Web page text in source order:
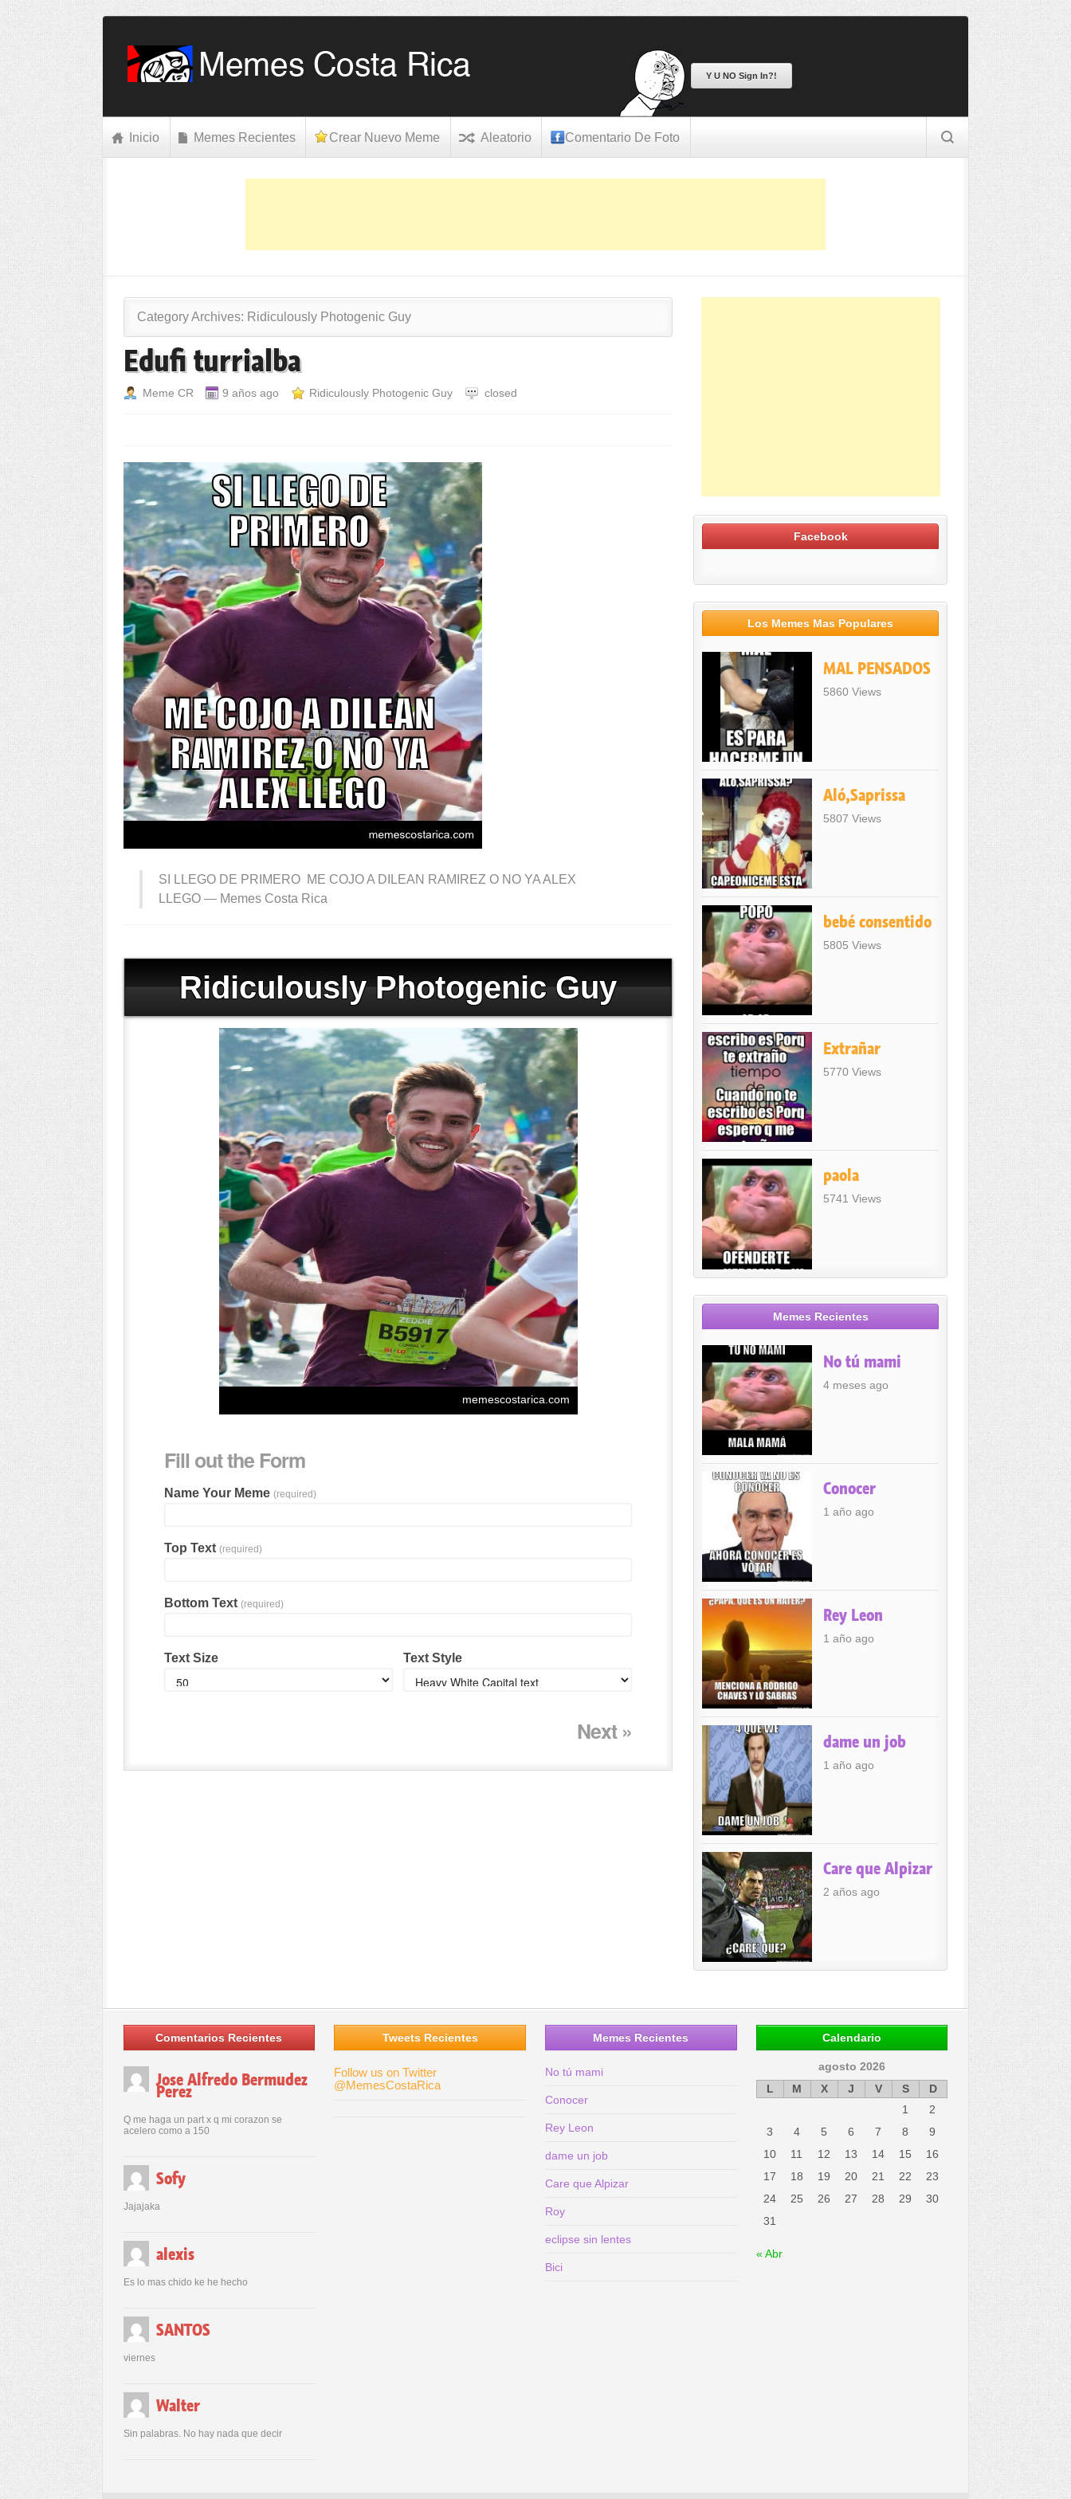
Y U NO Sign In?!
Inicio Memes Recientes Crear Nuevo Meme Aleatorio Comentario De Foto
Category Archives: Ridiculously Photogenic Guy
Edufi turrialba
Meme CR 9 años ago Ridiculously Photogenic Guy closed
SI LLEGO DE PRIMERO ME COJO A DILEAN RAMIREZ O NO YA ALEX
LLEGO — Memes Costa Rica
Ridiculously Photogenic Guy
Fill out the Form
Name Your Meme (required)
Top Text (required)
Bottom Text (required)
Text Size Text Style
Next »
Facebook
Los Memes Mas Populares
MAL PENSADOS
5860 Views
Aló,Saprissa
5807 Views
bebé consentido
5805 Views
Extrañar
5770 Views
paola
5741 Views
Memes Recientes
No tú mami
4 meses ago
Conocer
1 año ago
Rey Leon
1 año ago
dame un job
1 año ago
Care que Alpizar
2 años ago
Comentarios Recientes
Jose Alfredo Bermudez
Perez
Q me haga un part x q mi corazon se
acelero como a 150
Sofy
Jajajaka
alexis
Es lo mas chido ke he hecho
SANTOS
viernes
Walter
Sin palabras. No hay nada que decir
Tweets Recientes
Follow us on Twitter
@MemesCostaRica
Memes Recientes
No tú mami
Conocer
Rey Leon
dame un job
Care que Alpizar
Roy
eclipse sin lentes
Bici
Calendario
agosto 2026
L
M X J V S
D
1
2
3
4 5 6 7 8
9
10
11 12 13 14 15
16
17
18 19 20 21 22
23
24
25 26 27 28 29
30
31
« Abr